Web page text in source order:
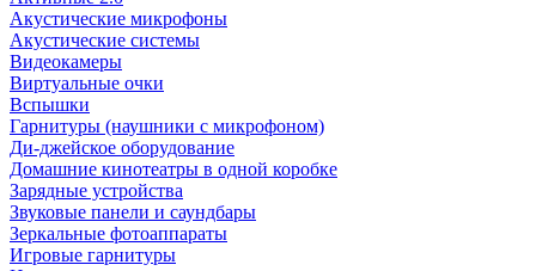
Акустические микрофоны
Акустические системы
Видеокамеры
Виртуальные очки
Вспышки
Гарнитуры (наушники с микрофоном)
Ди-джейское оборудование
Домашние кинотеатры в одной коробке
Зарядные устройства
Звуковые панели и саундбары
Зеркальные фотоаппараты
Игровые гарнитуры